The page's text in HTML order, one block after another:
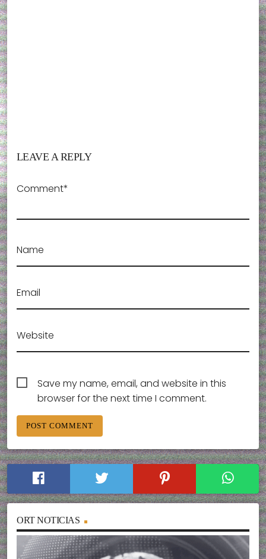
LEAVE A REPLY
Comment*
Name
Email
Website
Save my name, email, and website in this
browser for the next time I comment.
ORT NOTICIAS